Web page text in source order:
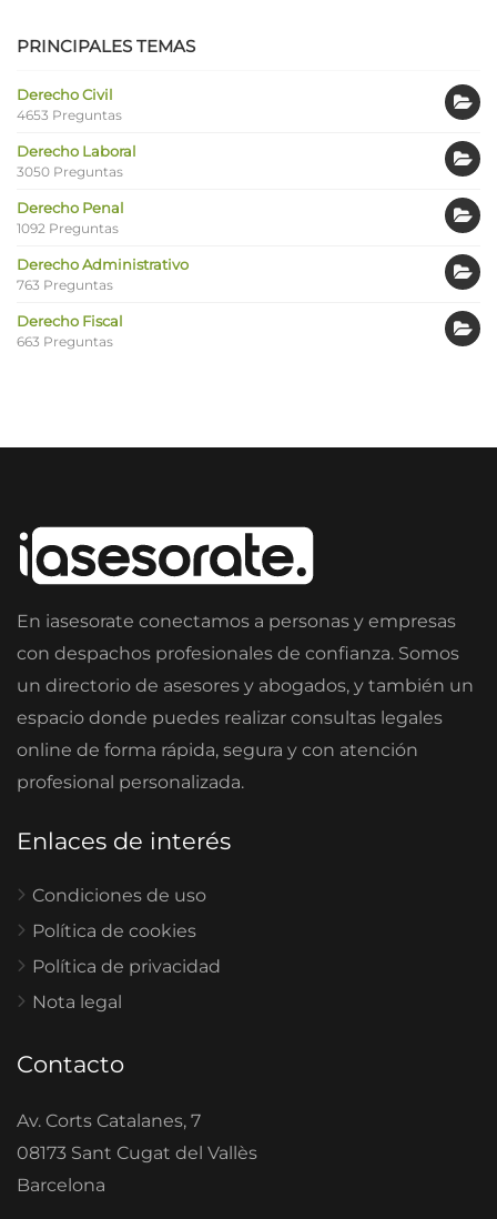
PRINCIPALES TEMAS
Derecho Civil
4653 Preguntas
Derecho Laboral
3050 Preguntas
Derecho Penal
1092 Preguntas
Derecho Administrativo
763 Preguntas
Derecho Fiscal
663 Preguntas
En iasesorate conectamos a personas y empresas
con despachos profesionales de confianza. Somos
un directorio de asesores y abogados, y también un
espacio donde puedes realizar consultas legales
online de forma rápida, segura y con atención
profesional personalizada.
Enlaces de interés
Condiciones de uso
Política de cookies
Política de privacidad
Nota legal
Contacto
Av. Corts Catalanes, 7
08173 Sant Cugat del Vallès
Barcelona